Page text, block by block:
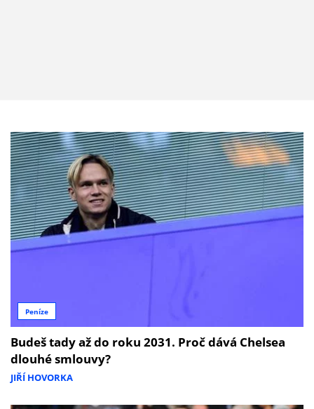
Peníze
Budeš tady až do roku 2031. Proč dává Chelsea
dlouhé smlouvy?
JIŘÍ HOVORKA